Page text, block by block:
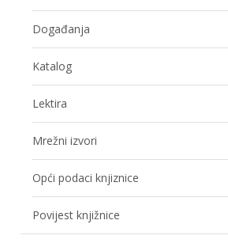
Događanja
Katalog
Lektira
Mrežni izvori
Opći podaci knjiznice
Povijest knjižnice